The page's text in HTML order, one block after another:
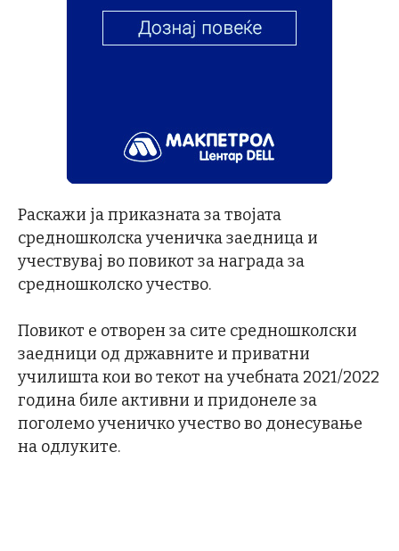
Раскажи ја приказната за твојата
средношколска ученичка заедница и
учествувај во повикот за награда за
средношколско учество.
Повикот е отворен за сите средношколски
заедници од државните и приватни
училишта кои во текот на учебната 2021/2022
година биле активни и придонеле за
поголемо ученичко учество во донесување
на одлуките.